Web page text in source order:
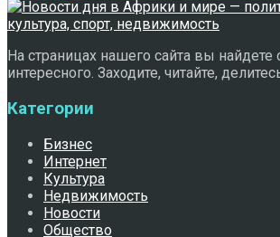
На страницах нашего сайта вы найдете
интересного. Заходите, читайте,
Категории
Бизнес
Интернет
Культура
Недвижимость
Новости
Общество